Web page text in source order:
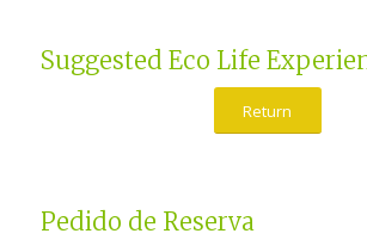
Suggested Eco Life
Return
Pedido de Reserva